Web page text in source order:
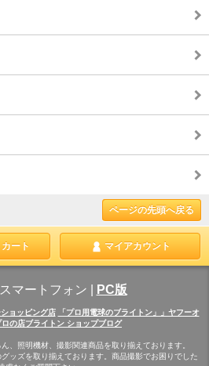
ページの先頭へ戻る
カート マイアカウント
スマートフォン PC版
ョッピング店
「プロ用電球のブライトン」」ヤフーオ
ロの店ブライトン ショップブログ
、照明機材、撮影関連商品を取り揃えております。
ッズを取り揃えております。商品撮影でお困りでした